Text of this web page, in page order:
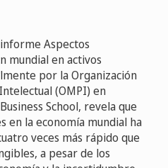
Aspectos
mundial en activos
por la Organización
(OMPI) en
School, revela que
en la economía mundial ha
veces más rápido que
a pesar de los